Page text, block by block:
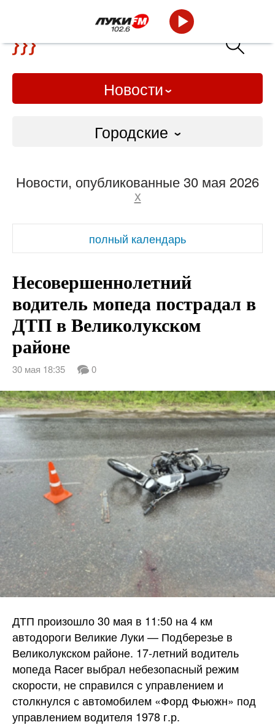
Новости
Городские
Слово Дело
Народные
ВТРК
Новости, опубликованные 30 мая 2026
x
полный календарь
Несовершеннолетний
водитель мопеда пострадал в
ДТП в Великолукском
районе
30 мая 18:35 0
ДТП произошло 30 мая в 11:50 на 4 км
автодороги Великие Луки — Подберезье в
Великолукском районе. 17-летний водитель
мопеда Racer выбрал небезопасный режим
скорости, не справился с управлением и
столкнулся с автомобилем «Форд Фьюжн» под
управлением водителя 1978 г.р.